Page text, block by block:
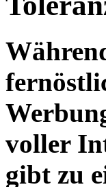
voller
gibt zu